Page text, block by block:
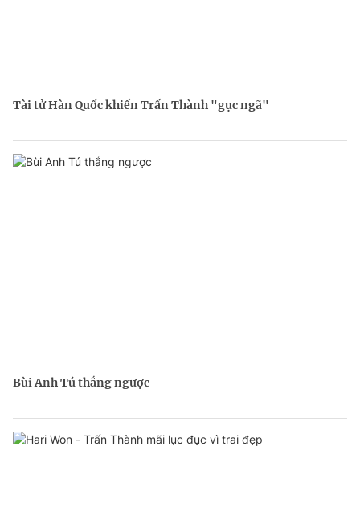
Tài tử Hàn Quốc khiến Trấn Thành "gục ngã"
Bùi Anh Tú thắng ngược